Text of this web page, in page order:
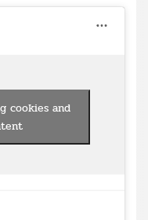
cookies and